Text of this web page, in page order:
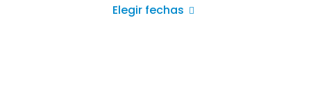
Elegir fechas